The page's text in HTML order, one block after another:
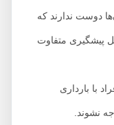
ندارند که
متفاوت